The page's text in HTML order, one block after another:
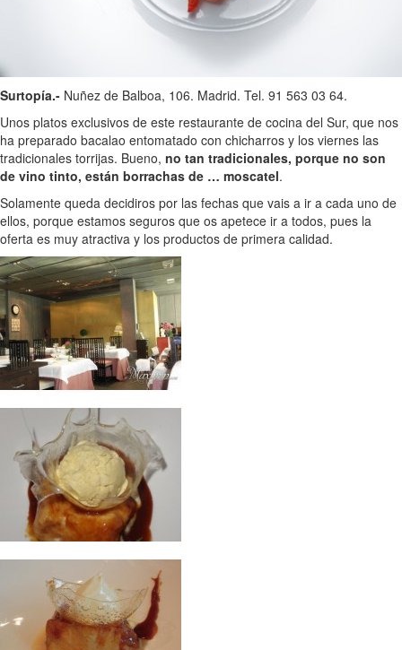
Surtopía.- Nuñez de Balboa, 106. Madrid. Tel. 91 563 03 64.
Unos platos exclusivos de este restaurante de cocina del Sur, que nos
ha preparado bacalao entomatado con chicharros y los viernes las
tradicionales torrijas. Bueno, no tan tradicionales, porque no son
de vino tinto, están borrachas de … moscatel.
Solamente queda decidiros por las fechas que vais a ir a cada uno de
ellos, porque estamos seguros que os apetece ir a todos, pues la
oferta es muy atractiva y los productos de primera calidad.